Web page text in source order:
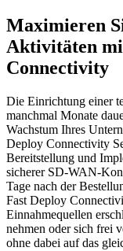
Maximieren
Aktivitäten
Connectivity
Die Einrichtung einer
manchmal Monate
Wachstum Ihres
Deploy Connectivity
Bereitstellung und
sicherer SD-WAN-
Tage nach der
Fast Deploy
Einnahmequellen
nehmen oder sich frei
ohne dabei auf das